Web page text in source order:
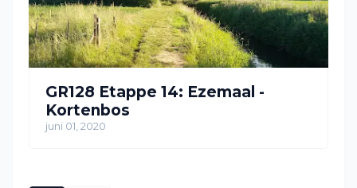
GR128 Etappe 14: Ezemaal -
Kortenbos
juni 01, 2020